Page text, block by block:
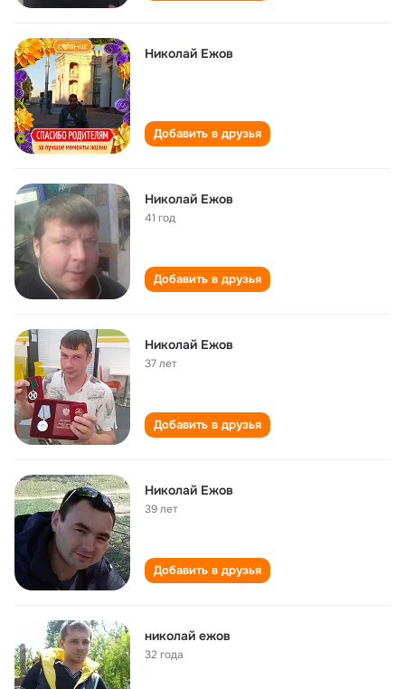
Николай Ежов
Добавить в друзья
Николай Ежов
41 год
Добавить в друзья
Николай Ежов
37 лет
Добавить в друзья
Николай Ежов
39 лет
Добавить в друзья
николай ежов
32 года